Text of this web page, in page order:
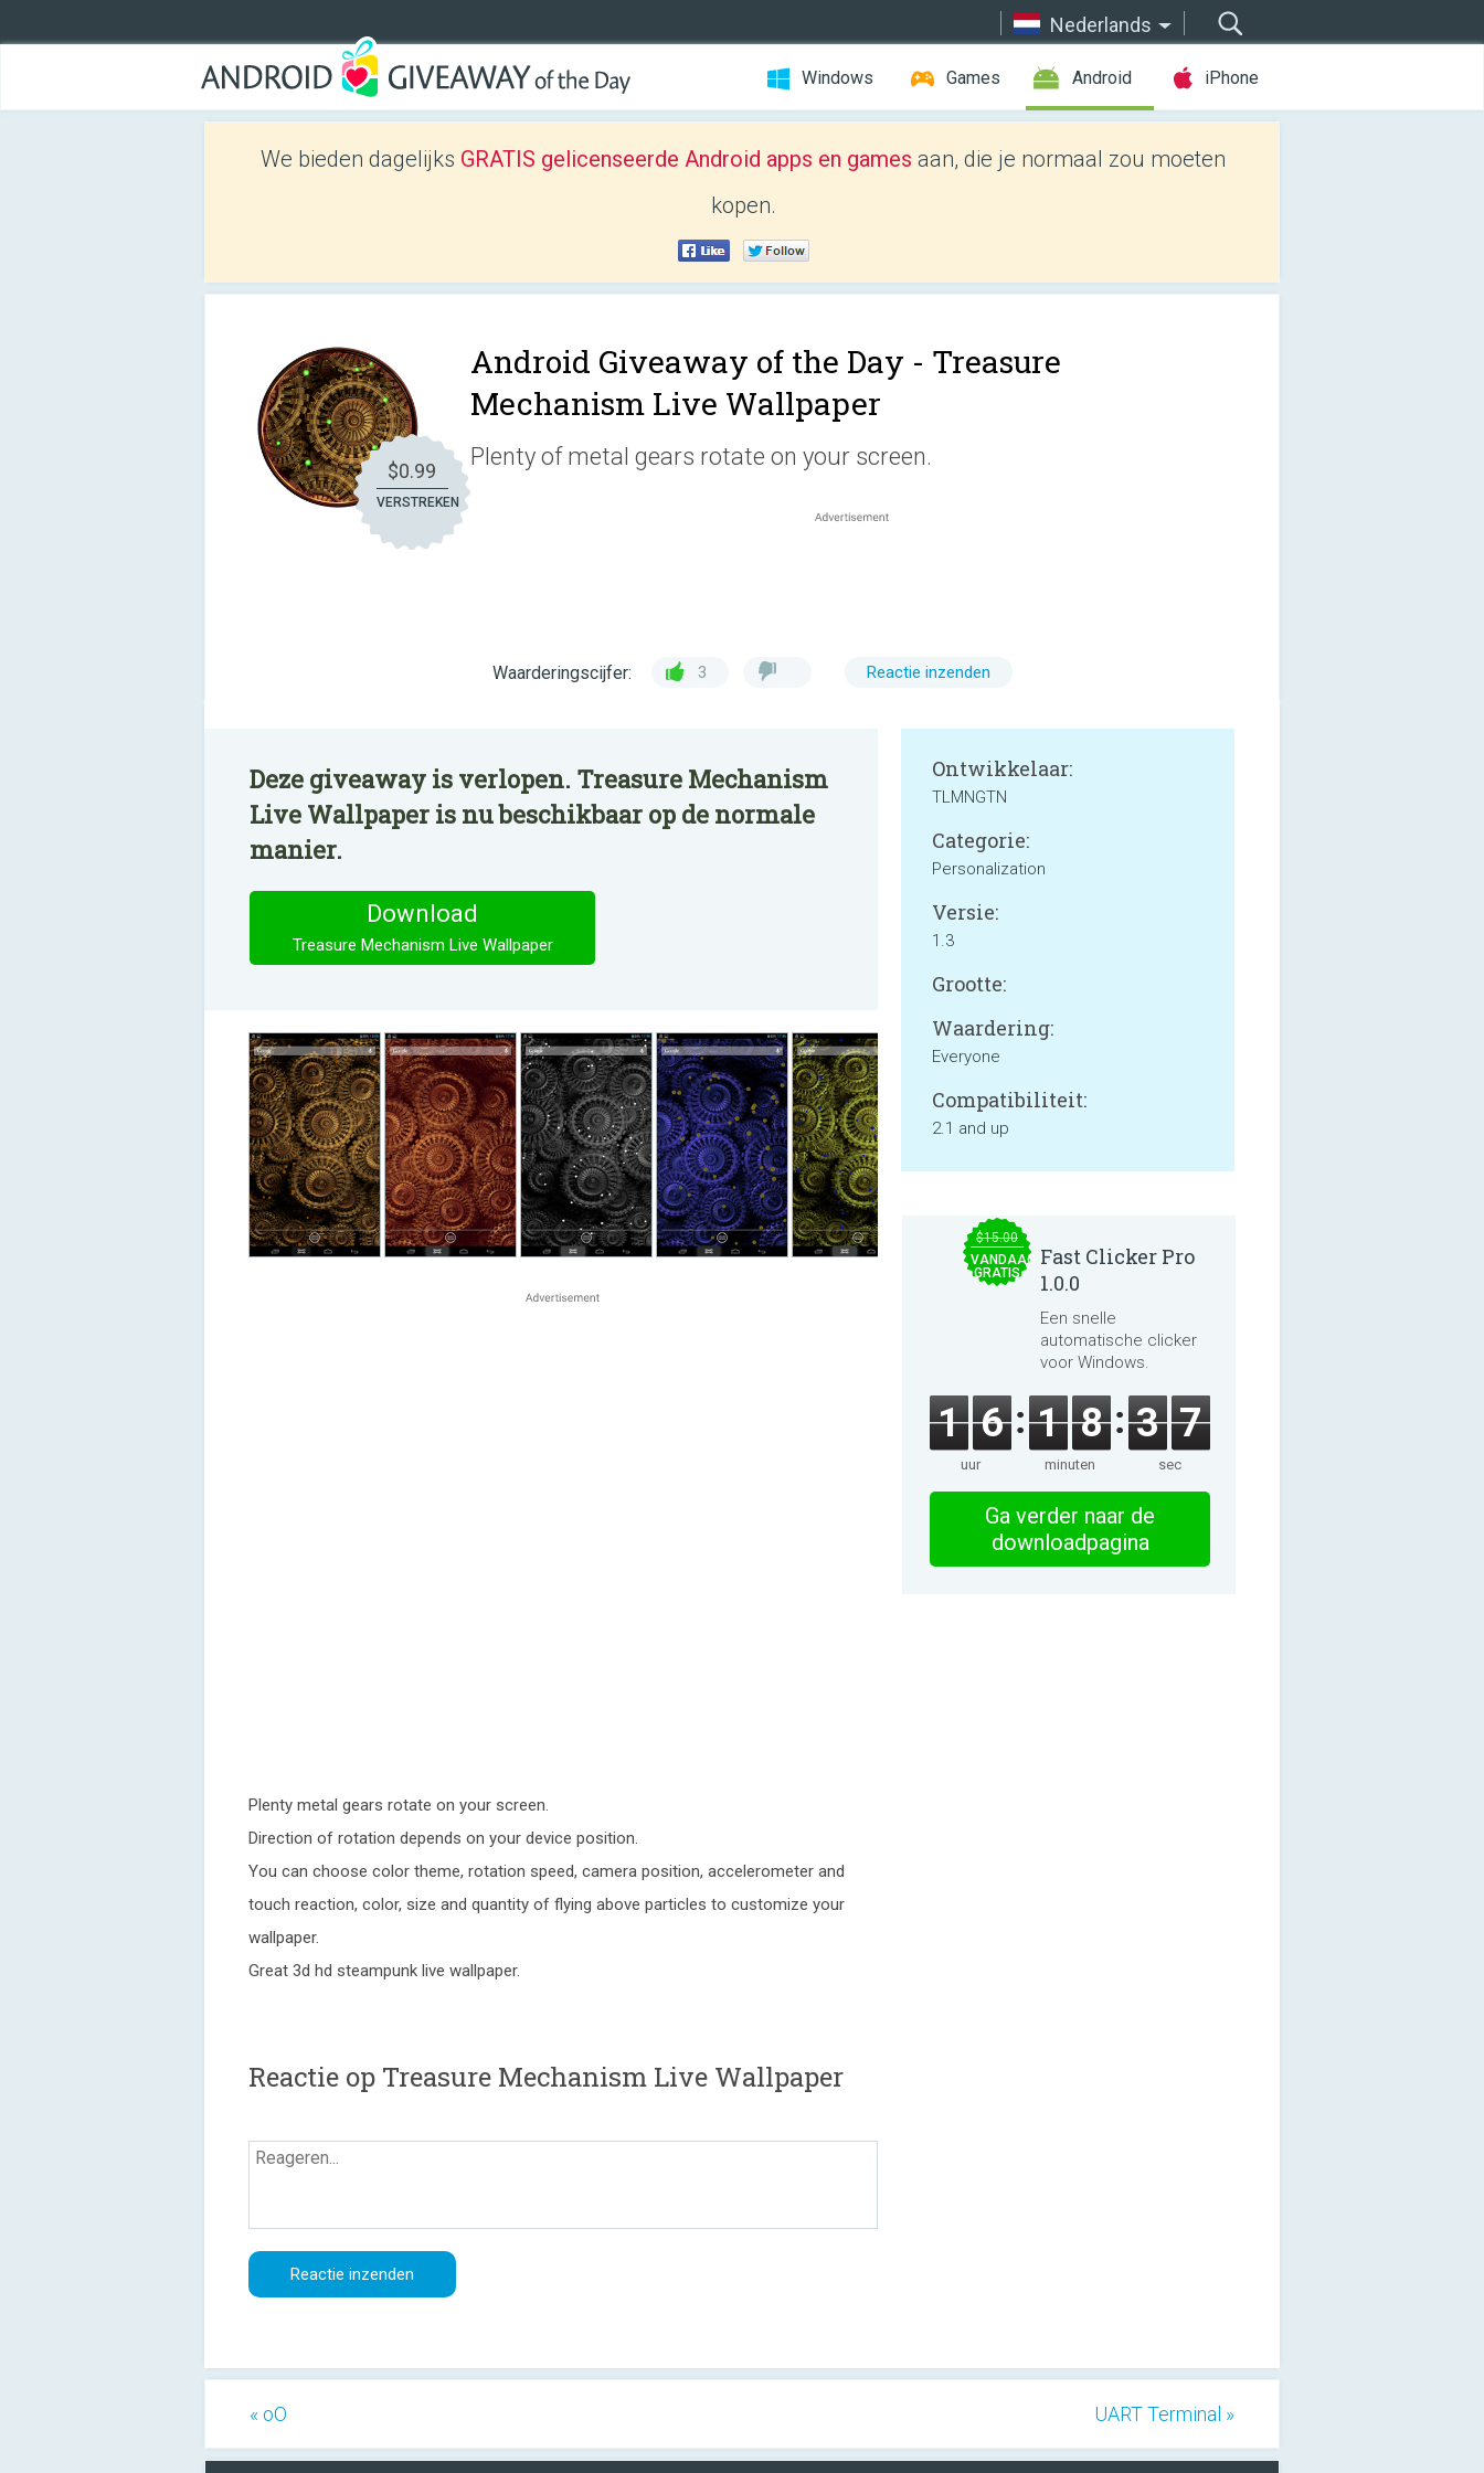
Nederlands
Windows Games Android iPhone
We bieden dagelijks GRATIS gelicenseerde Android apps en games aan, die je normaal zou moeten
kopen.
$0.99
VERSTREKEN
Android Giveaway of the Day - Treasure
Mechanism Live Wallpaper
Plenty of metal gears rotate on your screen.
Waarderingscijfer: 3 Reactie inzenden
Deze giveaway is verlopen. Treasure Mechanism
Live Wallpaper is nu beschikbaar op de normale
manier.
Download
Treasure Mechanism Live Wallpaper
Plenty metal gears rotate on your screen.
Direction of rotation depends on your device position.
You can choose color theme, rotation speed, camera position, accelerometer and
touch reaction, color, size and quantity of flying above particles to customize your
wallpaper.
Great 3d hd steampunk live wallpaper.
Ontwikkelaar:
TLMNGTN
Categorie:
Personalization
Versie:
1.3
Grootte:
Waardering:
Everyone
Compatibiliteit:
2.1 and up
Reactie op Treasure Mechanism Live Wallpaper
$15.00
VANDAAG
GRATIS
Fast Clicker Pro
1.0.0
Een snelle
automatische clicker
voor Windows.
1 6
uur
1 8
minuten
3 7
sec
Ga verder naar de
downloadpagina
« oO UART Terminal »